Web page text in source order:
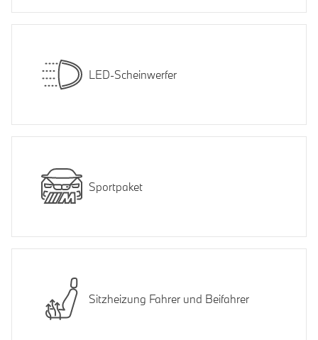
LED-Scheinwerfer
Sportpaket
Sitzheizung Fahrer und Beifahrer